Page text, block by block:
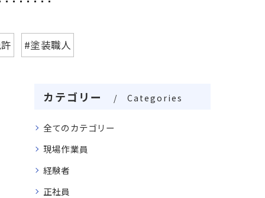
#塗装職人
カテゴリー Categories
全てのカテゴリー
現場作業員
経験者
正社員